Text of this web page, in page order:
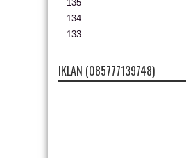
135
134
133
IKLAN (085777139748)